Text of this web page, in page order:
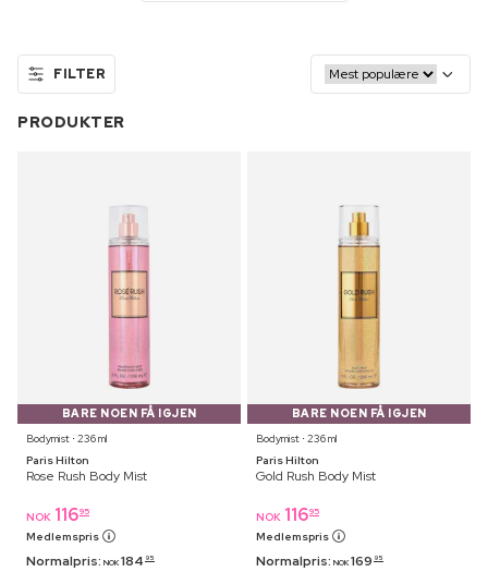
FILTER
PRODUKTER
BARE NOEN FÅ IGJEN
Bodymist ⋅ 236 ml
Paris Hilton
Rose Rush Body Mist
NOK 11695
Medlemspris
Normalpris: NOK 184 95
BARE NOEN FÅ IGJEN
Bodymist ⋅ 236 ml
Paris Hilton
Gold Rush Body Mist
NOK 11695
Medlemspris
Normalpris: NOK 169 95